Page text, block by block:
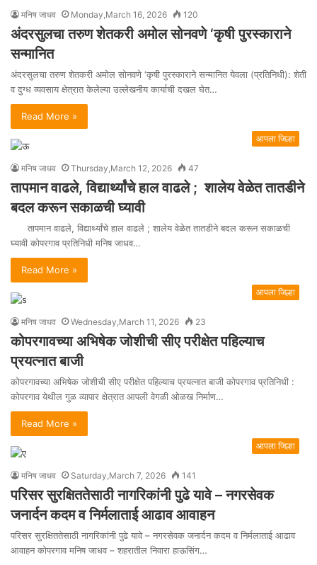
मनिष जाधव Monday,March 16, 2026 120
अंदरसुलचा तरुण शेतकरी अमोल सोनवणे ‘कृषी पुरस्काराने
सन्मानित
अंदरसुलचा तरुण शेतकरी अमोल सोनवणे ‘कृषी पुरस्काराने सन्मानित येवला (प्रतिनिधी): शेती
व दुग्ध व्यवसाय क्षेत्रात केलेल्या उल्लेखनीय कार्याची दखल घेत…
Read More »
आपला जिल्हा
मनिष जाधव Thursday,March 12, 2026 47
तापमान वाढले, विद्यार्थ्यांचे हाल वाढले ; शालेय वेळेत तातडीने
बदल करून सकाळची घ्यावी
तापमान वाढले, विद्यार्थ्यांचे हाल वाढले ; शालेय वेळेत तातडीने बदल करून सकाळची
घ्यावी कोपरगाव प्रतिनिधी मनिष जाधव…
Read More »
आपला जिल्हा
मनिष जाधव Wednesday,March 11, 2026 23
कोपरगावच्या अभिषेक जोशीची सीए परीक्षेत पहिल्याच
प्रयत्नात बाजी
कोपरगावच्या अभिषेक जोशीची सीए परीक्षेत पहिल्याच प्रयत्नात बाजी कोपरगाव प्रतिनिधी :
कोपरगाव येथील गुळ व्यापार क्षेत्रात आपली वेगळी ओळख निर्माण…
Read More »
आपला जिल्हा
मनिष जाधव Saturday,March 7, 2026 141
परिसर सुरक्षिततेसाठी नागरिकांनी पुढे यावे – नगरसेवक
जनार्दन कदम व निर्मलाताई आढाव आवाहन
परिसर सुरक्षिततेसाठी नागरिकांनी पुढे यावे – नगरसेवक जनार्दन कदम व निर्मलाताई आढाव
आवाहन कोपरगाव मनिष जाधव – शहरातील निवारा हाऊसिंग…